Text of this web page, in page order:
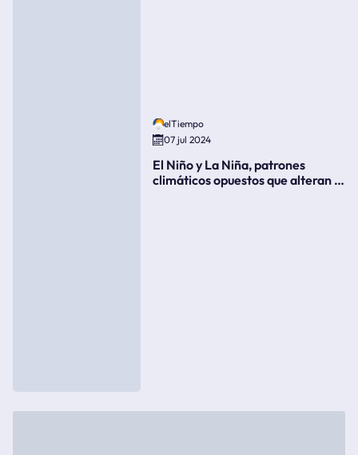
elTiempo
07 jul 2024
El Niño y La Niña, patrones
climáticos opuestos que alteran la